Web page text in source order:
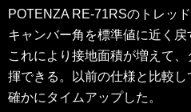
POTENZA RE-71RSのトレッ
キャンバー角を標準値に近く戻
これにより接地面積が増えて
揮できる。以前の仕様と比較
確かにタイムアップした。